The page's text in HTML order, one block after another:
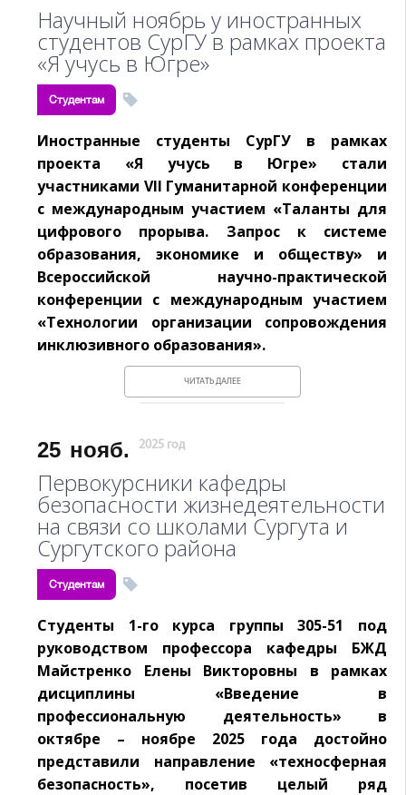
Научный ноябрь у иностранных
студентов СурГУ в рамках проекта
«Я учусь в Югре»
Студентам
Иностранные студенты СурГУ в рамках
проекта «Я учусь в Югре» стали
участниками VII Гуманитарной конференции
с международным участием «Таланты для
цифрового прорыва. Запрос к системе
образования, экономике и обществу» и
Всероссийской научно-практической
конференции с международным участием
«Технологии организации сопровождения
инклюзивного образования».
ЧИТАТЬ ДАЛЕЕ
25 нояб. 2025 год
Первокурсники кафедры
безопасности жизнедеятельности
на связи со школами Сургута и
Сургутского района
Студентам
Студенты 1-го курса группы 305-51 под
руководством профессора кафедры БЖД
Майстренко Елены Викторовны в рамках
дисциплины «Введение в
профессиональную деятельность» в
октябре – ноябре 2025 года достойно
представили направление «техносферная
безопасность», посетив целый ряд